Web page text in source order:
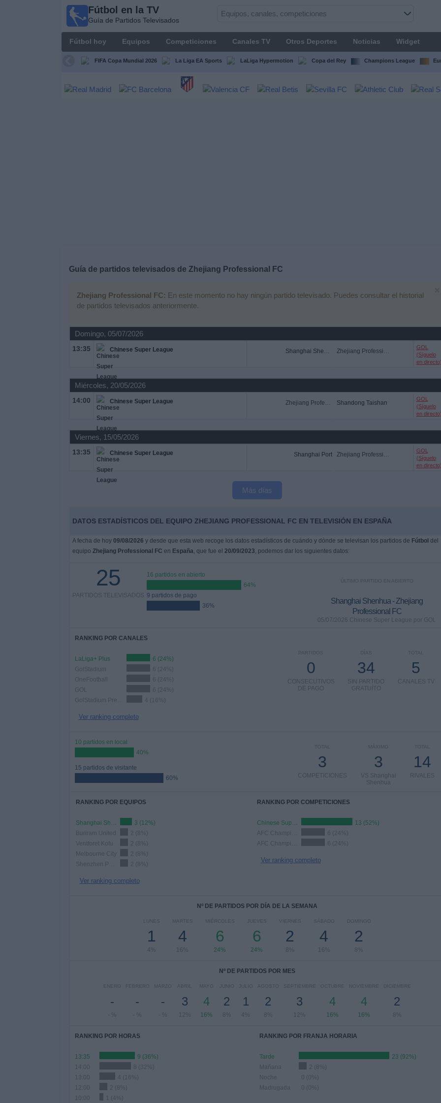
Fútbol en la TV
Guía de Partidos Televisados
Fútbol hoy Equipos Competiciones Canales TV Otros Deportes Noticias Widget
FIFA Copa Mundial 2026 La Liga EA Sports LaLiga Hypermotion Copa del Rey Champions League
Guía de partidos televisados de Zhejiang Professional FC
Zhejiang Professional FC: En este momento no hay ningún partido televisado. Puedes consultar el historial
de partidos televisados anteriormente.
Domingo, 05/07/2026
13:35 Chinese Super League Shanghai Shenhua Zhejiang Professional FC
GOL
(Síguelo
en
Miércoles, 20/05/2026
14:00 Chinese Super League Zhejiang Professional FC Shandong Taishan
GOL
(Síguelo
en
Viernes, 15/05/2026
13:35 Chinese Super League Shanghai Port Zhejiang Professional FC
GOL
(Síguelo
en
Más días
DATOS ESTADÍSTICOS DEL EQUIPO ZHEJIANG PROFESSIONAL FC EN TELEVISIÓN EN ESPAÑA
A fecha de hoy 09/08/2026 y desde que esta web recoge los datos estadísticos de cuándo y dónde se televisan los partidos de Fútbol del
equipo Zhejiang Professional FC en España, que fue el 20/09/2023, podemos dar los siguientes datos:
25
PARTIDOS TELEVISADOS
16 partidos en abierto
64%
9 partidos de pago
36%
ÚLTIMO PARTIDO EN ABIERTO
Shanghai Shenhua - Zhejiang
Professional FC
05/07/2026 Chinese Super League por GOL
RANKING POR CANALES
LaLiga+ Plus
6 (24%)
GolStadium
6 (24%)
OneFootball
6 (24%)
GOL
6 (24%)
4 (16%)
Ver ranking completo
TOTAL
5
CANALES TV
DÍAS
34
SIN PARTIDO
GRATUÍTO
PARTIDOS
0
CONSECUTIVOS
DE PAGO
10 partidos en local
40%
15 partidos de visitante
60%
TOTAL
14
RIVALES
MÁXIMO
3
VS Shanghai
Shenhua
TOTAL
3
COMPETICIONES
RANKING POR EQUIPOS
Shanghai Shenhua
3 (12%)
Buriram United
2 (8%)
Ventforet Kofu
2 (8%)
Melbourne City
2 (8%)
2 (8%)
Ver ranking completo
RANKING POR COMPETICIONES
Chinese Super League
13 (52%)
6 (24%)
6 (24%)
Ver ranking completo
Nº DE PARTIDOS POR DÍA DE LA SEMANA
LUNES
1
4%
MARTES
4
16%
MIÉRCOLES
6
24%
JUEVES
6
24%
VIERNES
2
8%
SÁBADO
4
16%
DOMINGO
2
8%
Nº DE PARTIDOS POR MES
ENERO
-
- %
FEBRERO
-
- %
MARZO
-
- %
ABRIL
3
12%
MAYO
4
16%
JUNIO
2
8%
JULIO
1
4%
AGOSTO
2
8%
SEPTIEMBRE
3
12%
OCTUBRE
4
16%
NOVIEMBRE
4
16%
DICIEMBRE
2
8%
RANKING POR HORAS
13:35
9 (36%)
8 (32%)
13:00
4 (16%)
12:00
2 (8%)
1 (4%)
RANKING POR FRANJA HORARIA
Tarde
23 (92%)
Mañana
2 (8%)
Noche
0 (0%)
Madrugada
0 (0%)